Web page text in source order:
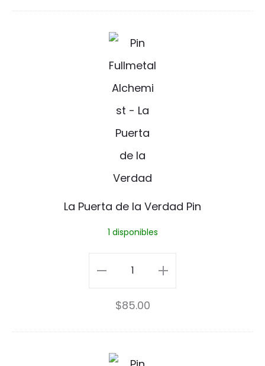
r
Pin
cantidad
L
a
P
u
e
t
e
a
V
e
La Puerta de la Verdad Pin
1 disponibles
La
Puerta
la
Verdad
$85.00
M